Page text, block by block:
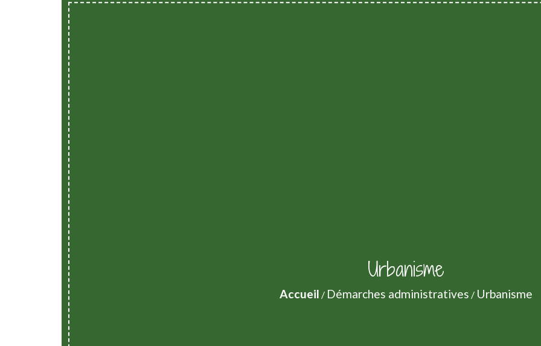
Urbanisme
Accueil / Démarches administratives / Urbanisme